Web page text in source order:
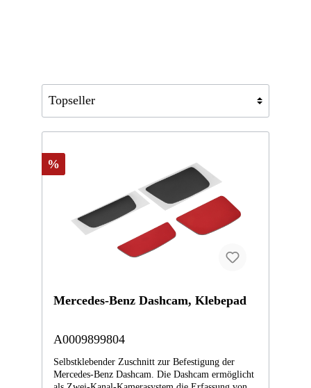
%
Mercedes-Benz Dashcam, Klebepad
A0009899804
Selbstklebender Zuschnitt zur Befestigung der
Mercedes-Benz Dashcam. Die Dashcam ermöglicht